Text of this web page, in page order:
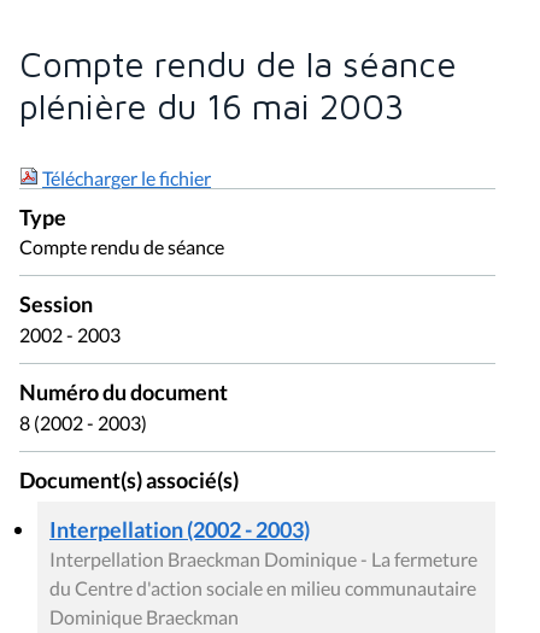
Compte rendu de la séance
plénière du 16 mai 2003
Télécharger le fichier
Type
Compte rendu de séance
Session
2002 - 2003
Numéro du document
8 (2002 - 2003)
Document(s) associé(s)
Interpellation (2002 - 2003)
Interpellation Braeckman Dominique - La fermeture
du Centre d'action sociale en milieu communautaire
Dominique Braeckman